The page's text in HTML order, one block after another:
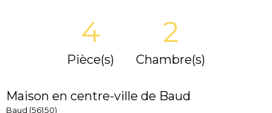
4
Pièce(s)
2
Chambre(s)
Maison en centre-ville de Baud
Baud (56150)